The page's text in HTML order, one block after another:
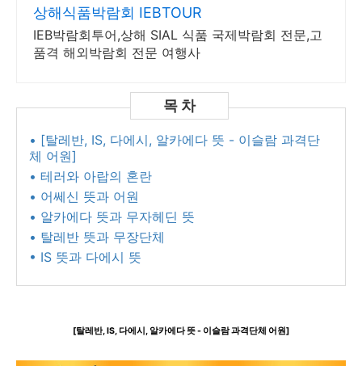
상해식품박람회 IEBTOUR
IEB박람회투어,상해 SIAL 식품 국제박람회 전문,고
품격 해외박람회 전문 여행사
• [탈레반, IS, 다에시, 알카에다 뜻 - 이슬람 과격단
체 어원]
• 테러와 아랍의 혼란
• 어쎄신 뜻과 어원
• 알카에다 뜻과 무자헤딘 뜻
• 탈레반 뜻과 무장단체
• IS 뜻과 다에시 뜻
[탈레반, IS, 다에시, 알카에다 뜻 - 이슬람 과격단체 어원]